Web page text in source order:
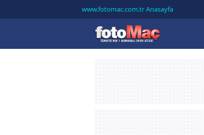
www.fotomac.com.tr Anasayfa